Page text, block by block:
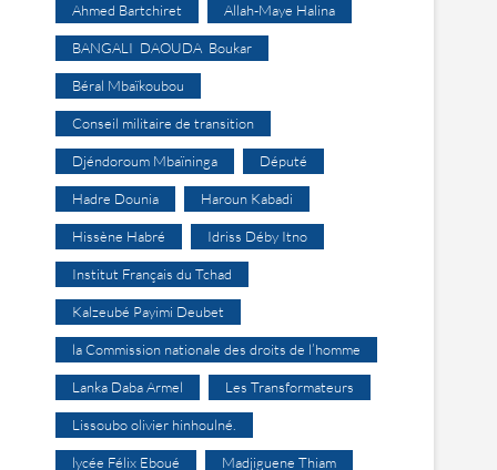
Ahmed Bartchiret Allah-Maye Halina
BANGALI DAOUDA Boukar
Béral Mbaïkoubou
Conseil militaire de transition
Djéndoroum Mbaïninga Député
Hadre Dounia Haroun Kabadi
Hissène Habré Idriss Déby Itno
Institut Français du Tchad
Kalzeubé Payimi Deubet
la Commission nationale des droits de l’homme
Lanka Daba Armel Les Transformateurs
Lissoubo olivier hinhoulné.
lycée Félix Eboué Madjiguene Thiam